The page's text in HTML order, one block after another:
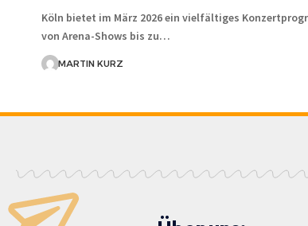
Köln bietet im März 2026 ein vielfältiges
von Arena-Shows bis zu…
MARTIN KURZ